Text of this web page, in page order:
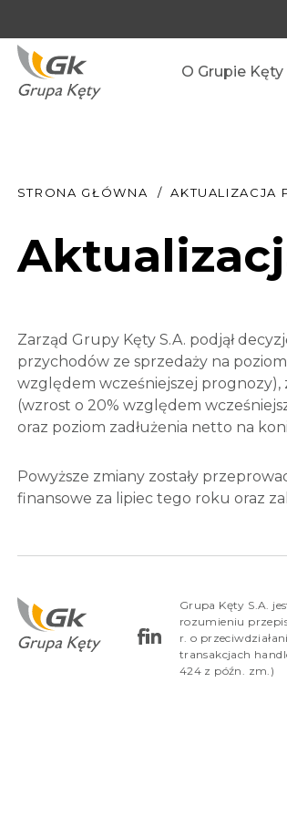
O Grupie Kęty
STRONA GŁÓWNA AKTUALIZACJA
Zarząd Grupy Kęty S.A. podjął
przychodów ze sprzedaży na
względem wcześniejszej prognozy),
(wzrost o 20% względem
oraz poziom zadłużenia netto na
Powyższe zmiany zostały
finansowe za lipiec tego roku oraz
Grupa Kęty S.A.
rozumieniu
r. o
transakcjach
424 z późn. zm.)